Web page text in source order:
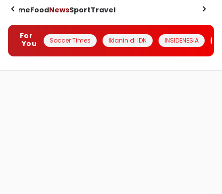
HomeFoodNewsSportTravel
For
You
Soccer Times Iklanin di IDN INSIDENESIA